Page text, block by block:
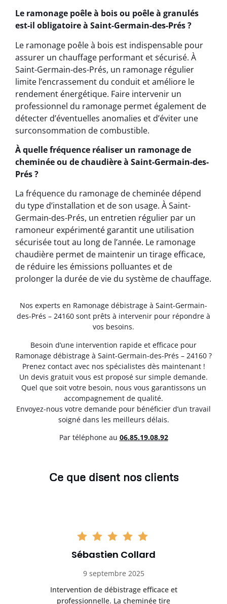
Le ramonage poêle à bois ou poêle à granulés
est-il obligatoire à Saint-Germain-des-Prés ?
Le ramonage poêle à bois est indispensable pour
assurer un chauffage performant et sécurisé. À
Saint-Germain-des-Prés, un ramonage régulier
limite l’encrassement du conduit et améliore le
rendement énergétique. Faire intervenir un
professionnel du ramonage permet également de
détecter d’éventuelles anomalies et d’éviter une
surconsommation de combustible.
À quelle fréquence réaliser un ramonage de
cheminée ou de chaudière à Saint-Germain-des-
Prés ?
La fréquence du ramonage de cheminée dépend
du type d’installation et de son usage. À Saint-
Germain-des-Prés, un entretien régulier par un
ramoneur expérimenté garantit une utilisation
sécurisée tout au long de l’année. Le ramonage
chaudière permet de maintenir un tirage efficace,
de réduire les émissions polluantes et de
prolonger la durée de vie du système de chauffage.
Nos experts en Ramonage débistrage à Saint-Germain-
des-Prés – 24160 sont prêts à intervenir pour répondre à
vos besoins.
Besoin d’une intervention rapide et efficace pour
Ramonage débistrage à Saint-Germain-des-Prés – 24160 ?
Prenez contact avec nos spécialistes dès maintenant !
Un devis gratuit vous est proposé sur simple demande.
Quel que soit votre besoin, nous vous garantissons un
accompagnement de qualité.
Envoyez-nous votre demande pour bénéficier d’un travail
soigné dans les meilleurs délais.
Par téléphone au 06.85.19.08.92
Ce que disent nos clients
Sébastien Collard
9 septembre 2025
Intervention de débistrage efficace et
professionnelle. La cheminée tire